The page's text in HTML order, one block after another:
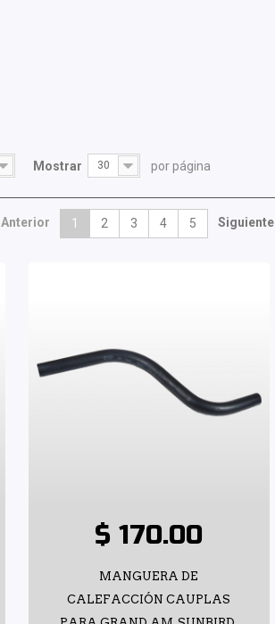
Mostrar 30 por página
Anterior 1 2 3 4 5 Siguiente
$ 170.00
MANGUERA DE
CALEFACCIÓN CAUPLAS